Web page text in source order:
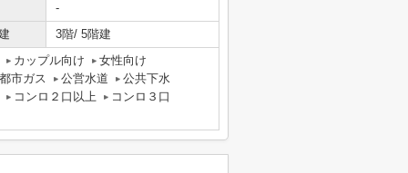
-
3階/ 5階建
カップル向け
女性向け
都市ガス 公営水道
公共下水
コンロ２口以上
コンロ３口